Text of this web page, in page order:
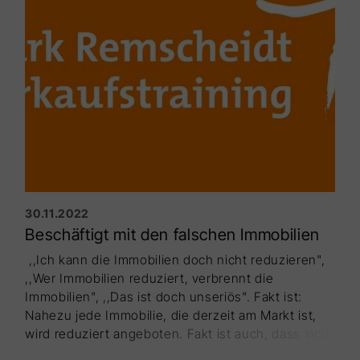
30.11.2022
Beschäftigt mit den falschen Immobilien
,,Ich kann die Immobilien doch nicht reduzieren",
,,Wer Im­mobilien reduziert, verbrennt die
Immobilien", ,,Das ist doch unseriös". Fakt ist:
Nahezu jede Immobilie, die derzeit am Markt ist,
wird reduziert angeboten. Fakt ist auch, dass sich